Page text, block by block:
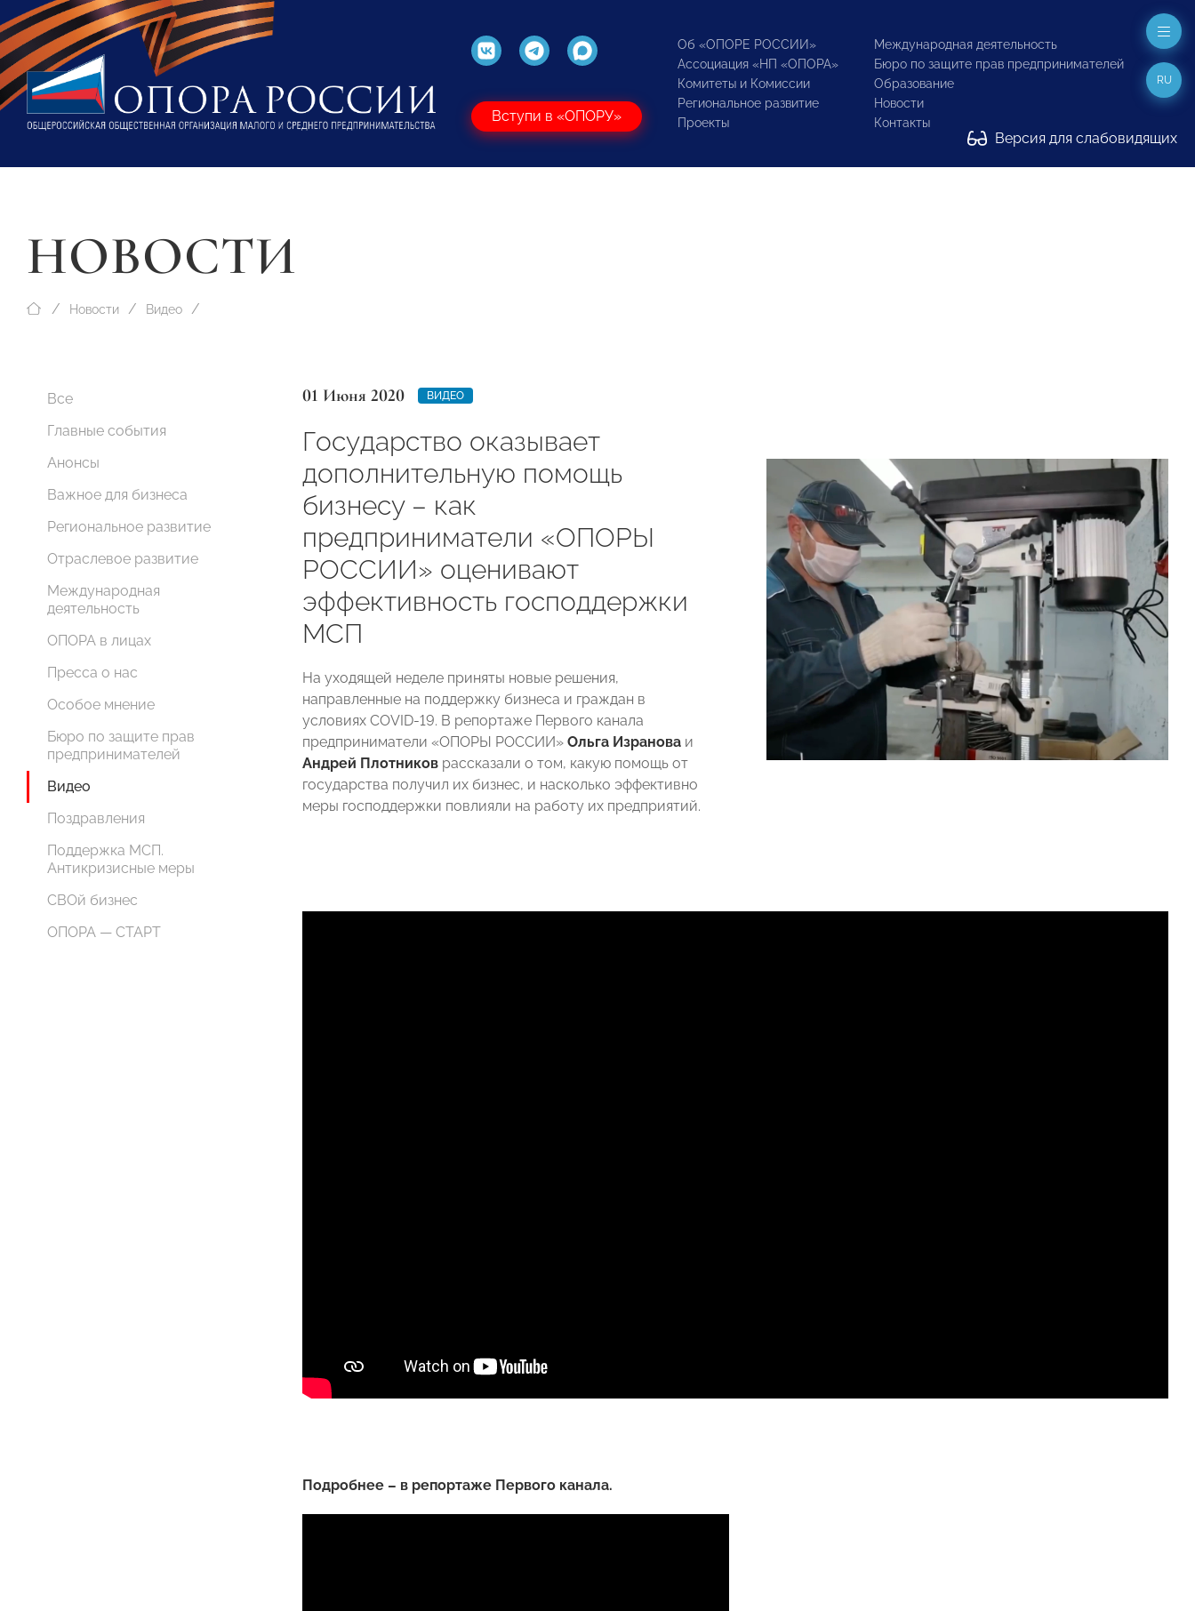
Вступи в «ОПОРУ»
Об «ОПОРЕ РОССИИ»
Ассоциация «НП «ОПОРА»
Комитеты и Комиссии
Региональное развитие
Проекты
Международная деятельность
Бюро по защите прав предпринимателей
Образование
Новости
Контакты
Версия для слабовидящих
RU
НОВОСТИ
Новости Видео
Все
Главные события
Анонсы
Важное для бизнеса
Региональное развитие
Отраслевое развитие
Международная
деятельность
ОПОРА в лицах
Пресса о нас
Особое мнение
Бюро по защите прав
предпринимателей
Видео
Поздравления
Поддержка МСП.
Антикризисные меры
СВОй бизнес
ОПОРА — СТАРТ
01 Июня 2020 ВИДЕО
Государство оказывает
дополнительную помощь
бизнесу – как
предприниматели «ОПОРЫ
РОССИИ» оценивают
эффективность господдержки
МСП
На уходящей неделе приняты новые решения,
направленные на поддержку бизнеса и граждан в
условиях COVID-19. В репортаже Первого канала
предприниматели «ОПОРЫ РОССИИ» Ольга Изранова и
Андрей Плотников рассказали о том, какую помощь от
государства получил их бизнес, и насколько эффективно
меры господдержки повлияли на работу их предприятий.
Подробнее – в репортаже Первого канала.